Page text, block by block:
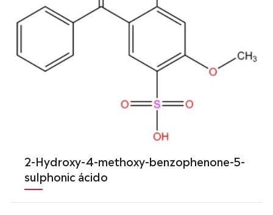
2-Hydroxy-4-methoxy-benzophenone-5-
sulphonic ácido